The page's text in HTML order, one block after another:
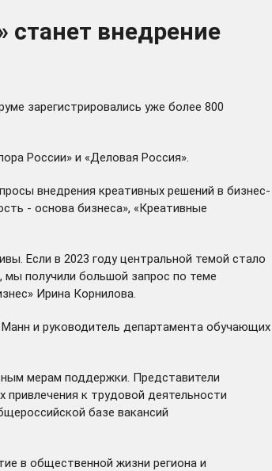
станет внедрение
зарегистрировались уже более 800
России» и «Деловая Россия».
внедрения креативных решений в бизнес-
- основа бизнеса», «Креативные
Если в 2023 году центральной темой стало
мы получили большой запрос по теме
Ирина Корнилова.
и руководитель департамента обучающих
мерам поддержки. Представители
к трудовой деятельности
базе вакансий
в общественной жизни региона и